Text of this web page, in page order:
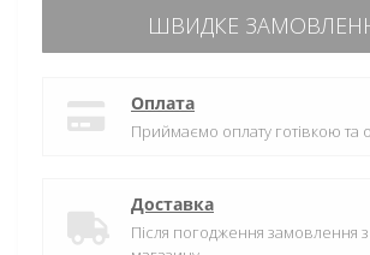
ШВИДКЕ
Оплата
Приймаємо оплату готівкою та
Доставка
Після погодження замовлення